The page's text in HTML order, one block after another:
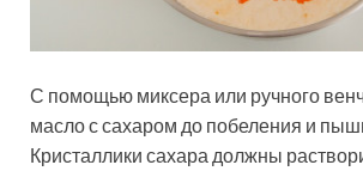
С помощью миксера или ручного
масло с сахаром до побеления и
Кристаллики сахара должны